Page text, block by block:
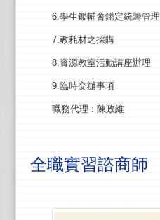
6.學生鑑輔會鑑定統籌管理
7.教耗材之採購
8.資源教室活動講座辦理
9.臨時交辦事項
職務代理 : 陳政維
全職實習諮商師